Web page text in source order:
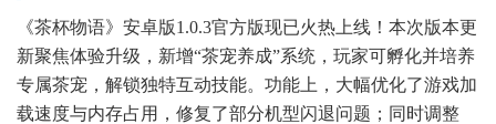
《茶杯物语》安卓版1.0.3官方版现已火热上线！本次版本更
新聚焦体验升级，新增“茶宠养成”系统，玩家可孵化并培养
专属茶宠，解锁独特互动技能。功能上，大幅优化了游戏加
载速度与内存占用，修复了部分机型闪退问题；同时调整